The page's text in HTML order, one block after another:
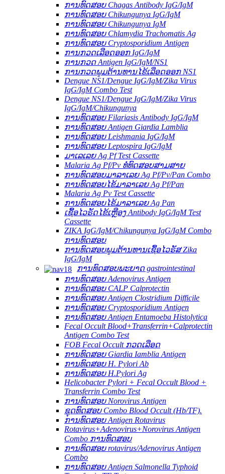
ການທົດສອບ Chagas Antibody IgG/IgM
ການທົດສອບ Chikungunya IgG/IgM
ການທົດສອບ Chikungunya IgM
ການທົດສອບ Chlamydia Trachomatis Ag
ການທົດສອບ Cryptosporidium Antigen
ການກວດເລືອດອອກ IgG/IgM
ການກວດ Antigen IgG/IgM/NS1
ການກວດພູມຕ້ານທານໄຂ້ເລືອດອອກ NS1
Dengue NS1/Dengue IgG/IgM/Zika Virus
IgG/IgM Combo Test
Dengue NS1/Dengue IgG/IgM/Zika Virus
IgG/IgM/Chikungunya
ການທົດສອບ Filariasis Antibody IgG/IgM
ການທົດສອບ Antigen Giardia Lamblia
ການທົດສອບ Leishmania IgG/IgM
ການທົດສອບ Leptospira IgG/IgM
ມາເລເລຍ Ag Pf Test Cassette
Malaria Ag Pf/Pv ທໍ່ທົດສອບສາມສາຍ
ການທົດສອບມາລາເລຍ Ag Pf/Pv/Pan Combo
ການທົດສອບໄຂ້ມາລາເລຍ Ag Pf/Pan
Malaria Ag Pv Test Cassette
ການທົດສອບໄຂ້ມາລາເລຍ Ag Pan
ເຊື້ອໄວຣັດໄຂ້ເຫຼືອງ Antibody IgG/IgM Test
Cassette
ZIKA IgG/IgM/Chikungunya IgG/IgM Combo
ການທົດສອບ
ການທົດສອບພູມຕ້ານທານເຊື້ອໄວຣັສ Zika
IgG/IgM
ການທົດສອບພະຍາດ gastrointestinal
ການທົດສອບ Adenovirus Antigen
ການທົດສອບ CALP Calprotectin
ການທົດສອບ Antigen Clostridium Difficile
ການທົດສອບ Cryptosporidium Antigen
ການທົດສອບ Antigen Entamoeba Histolytica
Fecal Occult Blood+Transferrin+Calprotectin
Antigen Combo Test
FOB Fecal Occult ກວດເລືອດ
ການທົດສອບ Giardia Iamblia Antigen
ການທົດສອບ H. Pylori Ab
ການທົດສອບ H.Pylori Ag
Helicobacter Pylori + Fecal Occult Blood +
Transferrin Combo Test
ການທົດສອບ Norovirus Antigen
ຊຸດທົດສອບ Combo Blood Occult (Hb/TF).
ການທົດສອບ Antigen Rotavirus
Rotavirus+Adenovirus+Norovirus Antigen
Combo ການທົດສອບ
ການທົດສອບ rotavirus/Adenovirus Antigen
Combo
ການທົດສອບ Antigen Salmonella Typhoid